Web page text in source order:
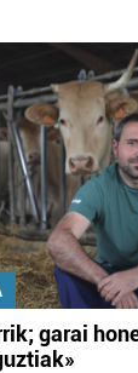
garai